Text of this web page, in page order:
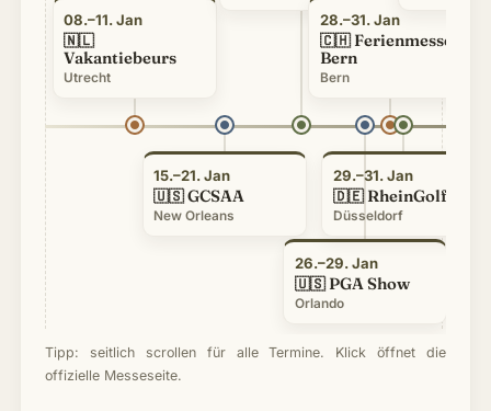
08.–11. Jan
🇳🇱
Vakantiebeurs
Utrecht
15.–21. Jan
🇺🇸GCSAA
New Orleans
26.–29. Jan
🇺🇸PGA Show
Orlando
28.–31. Jan
🇨🇭 Ferienmesse
Bern
Bern
29.–31. Jan
🇩🇪RheinGolf
Düsseldorf
Tipp: seitlich scrollen für alle Termine. Klick öffnet die
offizielle Messeseite.